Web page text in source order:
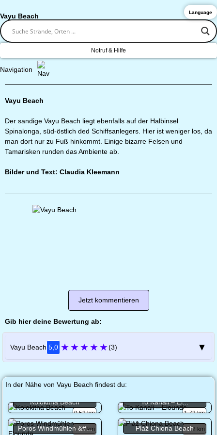
Vayu Beach
Notruf & Hilfe
Navigation
Vayu Beach
Der sandige Vayu Beach liegt ebenfalls auf der Halbinsel
Spinalonga, süd-östlich ded Schiffsanlegers. Hier ist weniger los, da
man dort nur zu Fuß hinkommt. Einige bizarre Felsen und
Tamarisken runden das Ambiente ab.
Bilder und Text: Claudia Kleemann
Jetzt kommentieren
Gib hier deine Bewertung ab:
Vayu Beach 5,0 ★★★★★(3) ▼
In der Nähe von Vayu Beach findest du:
0.52 km
Kolokitha Beach
1.72 km
To Kanali – El...
1.74 km
Poros Windmühlen &#... 2.12 km
Pláž Chiona Beach
Language